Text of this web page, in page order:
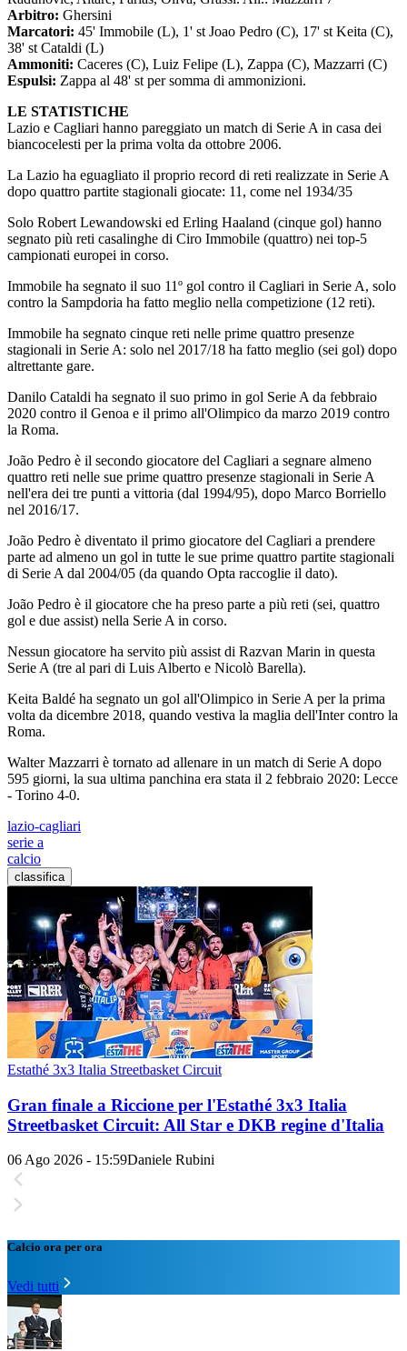
Arbitro: Ghersini
Marcatori: 45' Immobile (L), 1' st Joao Pedro (C), 17' st Keita (C),
38' st Cataldi (L)
Ammoniti: Caceres (C), Luiz Felipe (L), Zappa (C), Mazzarri (C)
Espulsi: Zappa al 48' st per somma di ammonizioni.
LE STATISTICHE
Lazio e Cagliari hanno pareggiato un match di Serie A in casa dei
biancocelesti per la prima volta da ottobre 2006.
La Lazio ha eguagliato il proprio record di reti realizzate in Serie A
dopo quattro partite stagionali giocate: 11, come nel 1934/35
Solo Robert Lewandowski ed Erling Haaland (cinque gol) hanno
segnato più reti casalinghe di Ciro Immobile (quattro) nei top-5
campionati europei in corso.
Immobile ha segnato il suo 11º gol contro il Cagliari in Serie A, solo
contro la Sampdoria ha fatto meglio nella competizione (12 reti).
Immobile ha segnato cinque reti nelle prime quattro presenze
stagionali in Serie A: solo nel 2017/18 ha fatto meglio (sei gol) dopo
altrettante gare.
Danilo Cataldi ha segnato il suo primo in gol Serie A da febbraio
2020 contro il Genoa e il primo all'Olimpico da marzo 2019 contro
la Roma.
João Pedro è il secondo giocatore del Cagliari a segnare almeno
quattro reti nelle sue prime quattro presenze stagionali in Serie A
nell'era dei tre punti a vittoria (dal 1994/95), dopo Marco Borriello
nel 2016/17.
João Pedro è diventato il primo giocatore del Cagliari a prendere
parte ad almeno un gol in tutte le sue prime quattro partite stagionali
di Serie A dal 2004/05 (da quando Opta raccoglie il dato).
João Pedro è il giocatore che ha preso parte a più reti (sei, quattro
gol e due assist) nella Serie A in corso.
Nessun giocatore ha servito più assist di Razvan Marin in questa
Serie A (tre al pari di Luis Alberto e Nicolò Barella).
Keita Baldé ha segnato un gol all'Olimpico in Serie A per la prima
volta da dicembre 2018, quando vestiva la maglia dell'Inter contro la
Roma.
Walter Mazzarri è tornato ad allenare in un match di Serie A dopo
595 giorni, la sua ultima panchina era stata il 2 febbraio 2020: Lecce
- Torino 4-0.
lazio-cagliari
serie a
calcio
classifica
Estathé 3x3 Italia Streetbasket Circuit
Gran finale a Riccione per l'Estathé 3x3 Italia
Streetbasket Circuit: All Star e DKB regine d'Italia
06 Ago 2026 - 15:59Daniele Rubini
Calcio ora per ora
Vedi tutti